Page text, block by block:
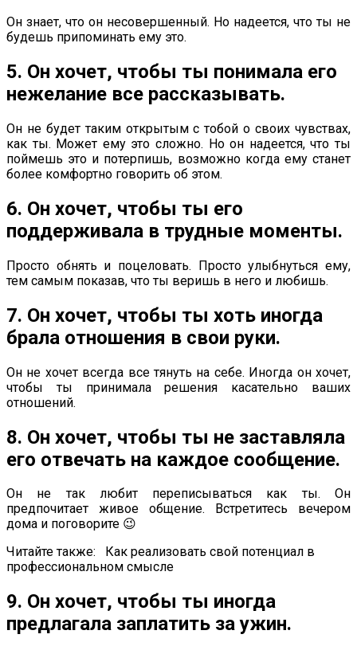
Он знает, что он несовершенный. Но надеется, что ты не
будешь припоминать ему это.
5. Он хочет, чтобы ты понимала его
нежелание все рассказывать.
Он не будет таким открытым с тобой о своих чувствах,
как ты. Может ему это сложно. Но он надеется, что ты
поймешь это и потерпишь, возможно когда ему станет
более комфортно говорить об этом.
6. Он хочет, чтобы ты его
поддерживала в трудные моменты.
Просто обнять и поцеловать. Просто улыбнуться ему,
тем самым показав, что ты веришь в него и любишь.
7. Он хочет, чтобы ты хоть иногда
брала отношения в свои руки.
Он не хочет всегда все тянуть на себе. Иногда он хочет,
чтобы ты принимала решения касательно ваших
отношений.
8. Он хочет, чтобы ты не заставляла
его отвечать на каждое сообщение.
Он не так любит переписываться как ты. Он
предпочитает живое общение. Встретитесь вечером
дома и поговорите 😉
Читайте также:
Как реализовать свой потенциал в
профессиональном смысле
9. Он хочет, чтобы ты иногда
предлагала заплатить за ужин.